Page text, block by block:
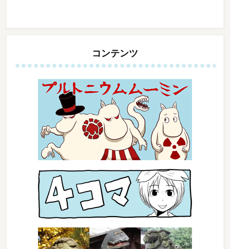
コンテンツ